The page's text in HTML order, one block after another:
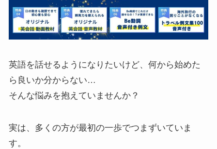
英語を話せるようになりたいけど、何から始めた
ら良いか分からない…
そんな悩みを抱えていませんか？
実は、多くの方が最初の一歩でつまずいていま
す。